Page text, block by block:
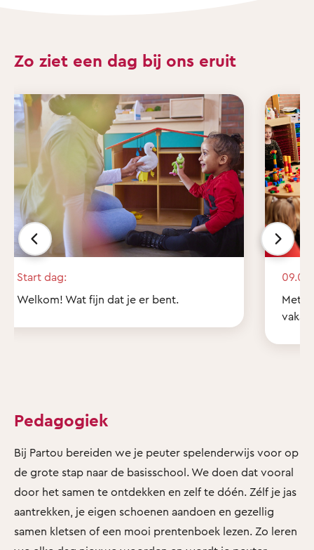
Zo ziet een dag bij ons eruit
Start dag:
Welkom! Wat fijn dat je er bent.
09.00
Met
Pedagogiek
Bij Partou bereiden we je peuter spelenderwijs voor op
de grote stap naar de basisschool. We doen dat vooral
door het samen te ontdekken en zelf te dóén. Zélf je jas
aantrekken, je eigen schoenen aandoen en gezellig
samen kletsen of een mooi prentenboek lezen. Zo leren